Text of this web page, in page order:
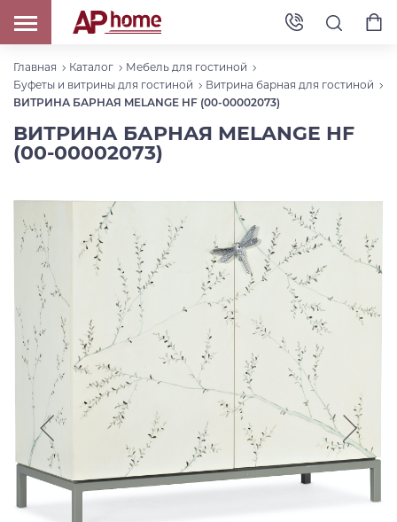
Главная Каталог
Мебель для гостиной
Буфеты и витрины для гостиной
Витрина барная для гостиной
ВИТРИНА БАРНАЯ MELANGE HF (00-00002073)
ВИТРИНА БАРНАЯ MELANGE HF
(00-00002073)